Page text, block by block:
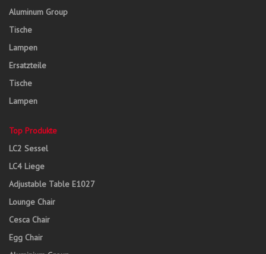
Aluminum Group
Tische
Lampen
Ersatzteile
Tische
Lampen
Top Produkte
LC2 Sessel
LC4 Liege
Adjustable Table E1027
Lounge Chair
Cesca Chair
Egg Chair